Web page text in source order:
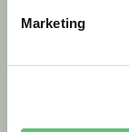
Marketing